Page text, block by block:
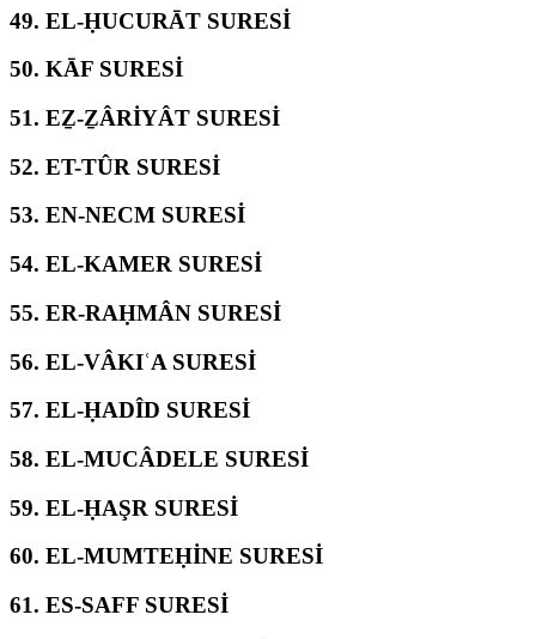
49. EL-ḤUCURĀT SURESİ
50. KĀF SURESİ
51. EẔ-ẔÂRİYÂT SURESİ
52. ET-TÛR SURESİ
53. EN-NECM SURESİ
54. EL-KAMER SURESİ
55. ER-RAḤMÂN SURESİ
56. EL-VÂKIʿA SURESİ
57. EL-ḤADÎD SURESİ
58. EL-MUCÂDELE SURESİ
59. EL-ḤAŞR SURESİ
60. EL-MUMTEḤİNE SURESİ
61. ES-SAFF SURESİ